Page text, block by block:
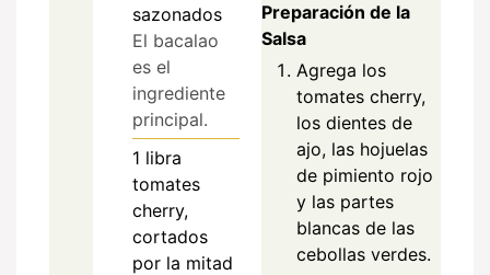
sazonados
El bacalao
es el
ingrediente
principal.
1 libra
tomates
cherry,
cortados
por la mitad
Preparación de la
Salsa
Agrega los
tomates cherry,
los dientes de
ajo, las hojuelas
de pimiento rojo
y las partes
blancas de las
cebollas verdes.